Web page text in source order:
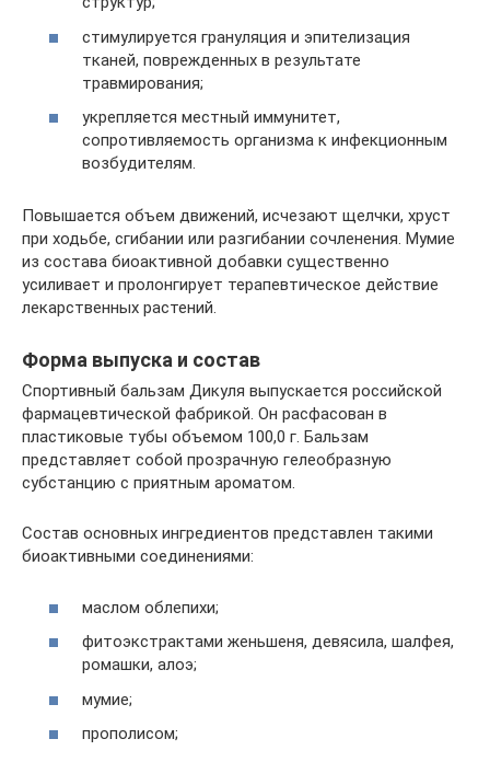
стимулируется грануляция и эпителизация
тканей, поврежденных в результате
травмирования;
укрепляется местный иммунитет,
сопротивляемость организма к инфекционным
возбудителям.
Повышается объем движений, исчезают щелчки, хруст
при ходьбе, сгибании или разгибании сочленения. Мумие
из состава биоактивной добавки существенно
усиливает и пролонгирует терапевтическое действие
лекарственных растений.
Форма выпуска и состав
Спортивный бальзам Дикуля выпускается российской
фармацевтической фабрикой. Он расфасован в
пластиковые тубы объемом 100,0 г. Бальзам
представляет собой прозрачную гелеобразную
субстанцию с приятным ароматом.
Состав основных ингредиентов представлен такими
биоактивными соединениями:
маслом облепихи;
фитоэкстрактами женьшеня, девясила, шалфея,
ромашки, алоэ;
мумие;
прополисом;